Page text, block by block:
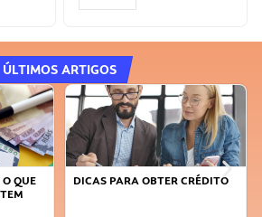
ÚLTIMOS ARTIGOS
FAÇA A DIFERENÇA: SEJA